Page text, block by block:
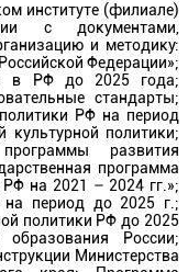
институте (филиале)
с документами,
и методику:
Федерации»;
в РФ до 2025 года;
стандарты;
РФ на период
культурной политики;
развития
программа
РФ на 2021 – 2024 гг.»;
на период до 2025 г.;
политики РФ до 2025
России;
Министерства